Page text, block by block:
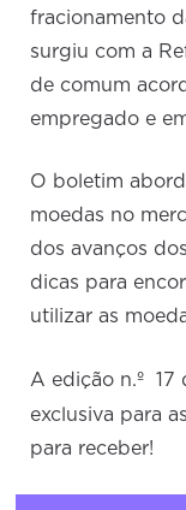
fracionamento
surgiu com a
de comum
empregado e
O boletim
moedas no
dos avanços
dicas para
utilizar as
A edição n.º17
exclusiva para
para receber!